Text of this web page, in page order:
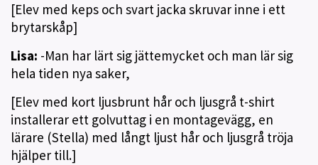
[Elev med keps och svart jacka skruvar inne i ett
brytarskåp]
Lisa: -Man har lärt sig jättemycket och man lär sig
hela tiden nya saker,
[Elev med kort ljusbrunt hår och ljusgrå t-shirt
installerar ett golvuttag i en montagevägg, en
lärare (Stella) med långt ljust hår och ljusgrå tröja
hjälper till.]